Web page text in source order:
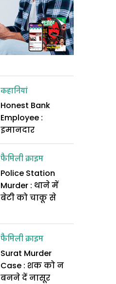
कहानियां
Honest Bank
Employee :
इमानदार
फैमिली क्राइम
Police Station
Murder : थाने में
बेटी को चाकू से
फैमिली क्राइम
Surat Murder
Case : शक को न
बनने दें नासूर